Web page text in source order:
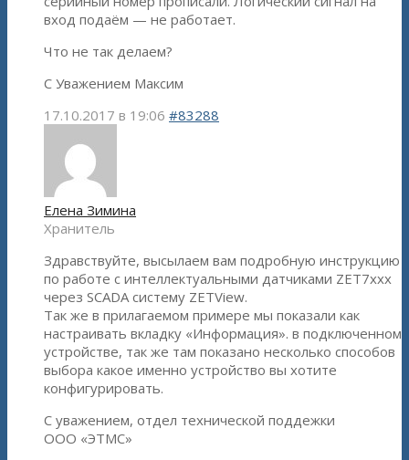
вход подаём — не работает.
Что не так делаем?
С Уважением Максим
17.10.2017 в 19:06 #83288
Елена Зимина
Хранитель
Здравствуйте, высылаем вам подробную инструкцию
по работе с интеллектуальными датчиками ZET7xxx
через SCADA систему ZETView.
Так же в прилагаемом примере мы показали как
настраивать вкладку «Информация». в подключенном
устройстве, так же там показано несколько способов
выбора какое именно устройство вы хотите
конфигурировать.
С уважением, отдел технической поддежки
ООО «ЭТМС»